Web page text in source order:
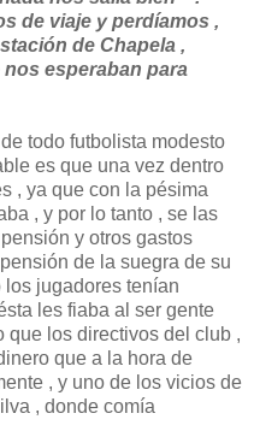
de viaje y perdíamos ,
de Chapela ,
esperaban para
todo futbolista modesto
es que una vez dentro
, ya que con la pésima
, y por lo tanto , se las
y otros gastos
de la suegra de su
jugadores tenían
les fiaba al ser gente
que los directivos del club ,
que a la hora de
, y uno de los vicios de
, donde comía